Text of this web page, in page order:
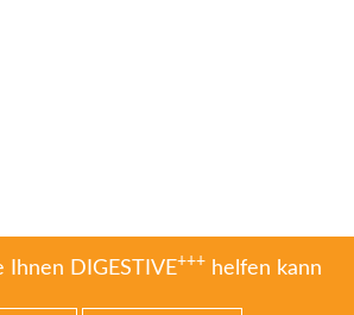
Ihnen DIGESTIVE+++ helfen kann